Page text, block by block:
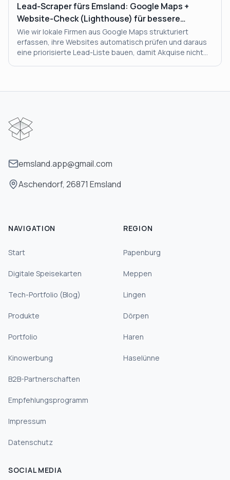
Lead-Scraper fürs Emsland: Google Maps +
Website-Check (Lighthouse) für bessere
Anfragen
Wie wir lokale Firmen aus Google Maps strukturiert
erfassen, ihre Websites automatisch prüfen und daraus
eine priorisierte Lead-Liste bauen, damit Akquise nicht
emsland.app@gmail.com
Aschendorf, 26871 Emsland
NAVIGATION
Start
Digitale Speisekarten
Tech-Portfolio (Blog)
Produkte
Portfolio
Kinowerbung
B2B-Partnerschaften
Empfehlungsprogramm
Impressum
Datenschutz
REGION
Papenburg
Meppen
Lingen
Dörpen
Haren
Haselünne
SOCIAL MEDIA